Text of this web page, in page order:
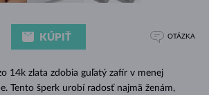
14k zlata zdobia guľatý zafír v menej
Tento šperk urobí radosť najmä ženám,
KÚPIŤ OTÁZKA